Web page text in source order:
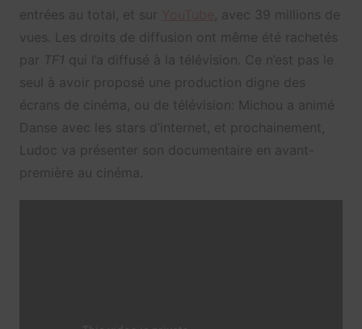
entrées au total, et sur
, avec 39 millions de
vues. Les droits de diffusion ont même été rachetés
par
TF1 qui l’a diffusé à la télévision. Ce n’est pas le
seul à avoir proposé une production digne des
écrans de cinéma, ou de télévision: Michou a animé
Danse avec les stars d’internet, et prochainement,
Ludoc va présenter son documentaire en avant-
première au cinéma.